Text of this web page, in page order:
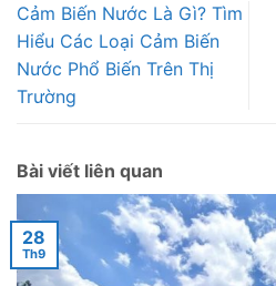
Cảm Biến Nước Là Gì? Tìm
Hiểu Các Loại Cảm Biến
Nước Phổ Biến Trên Thị
Trường
Bài viết liên quan
28
Th9